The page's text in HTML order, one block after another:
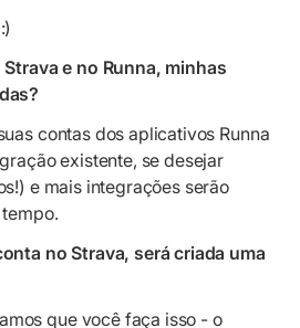
e no Runna, minhas
contas dos aplicativos Runna
existente, se desejar
e mais integrações serão
no Strava, será criada uma
que você faça isso - o